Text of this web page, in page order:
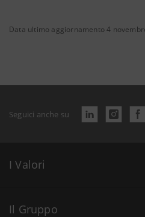
Data ultimo aggiornamento 4
Seguici anche su
I Valori
Il Gruppo